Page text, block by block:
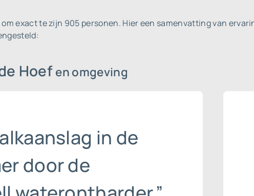
om exact te zijn 905 personen. Hier een samenvatting van
Hoef en omgeving
in de
door de